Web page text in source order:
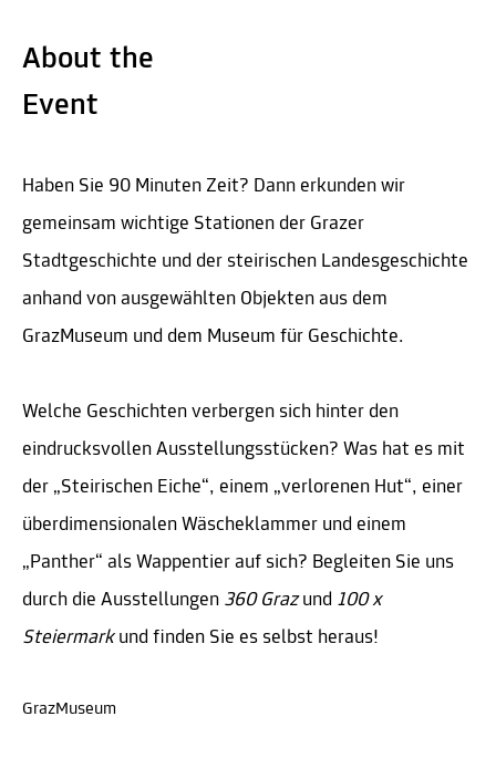
About the
Event
Haben Sie 90 Minuten Zeit? Dann erkunden wir
gemeinsam wichtige Stationen der Grazer
Stadtgeschichte und der steirischen Landesgeschichte
anhand von ausgewählten Objekten aus dem
GrazMuseum und dem Museum für Geschichte.
Welche Geschichten verbergen sich hinter den
eindrucksvollen Ausstellungsstücken? Was hat es mit
der „Steirischen Eiche“, einem „verlorenen Hut“, einer
überdimensionalen Wäscheklammer und einem
„Panther“ als Wappentier auf sich? Begleiten Sie uns
durch die Ausstellungen 360 Grazund 100 x
Steiermarkund finden Sie es selbst heraus!
GrazMuseum